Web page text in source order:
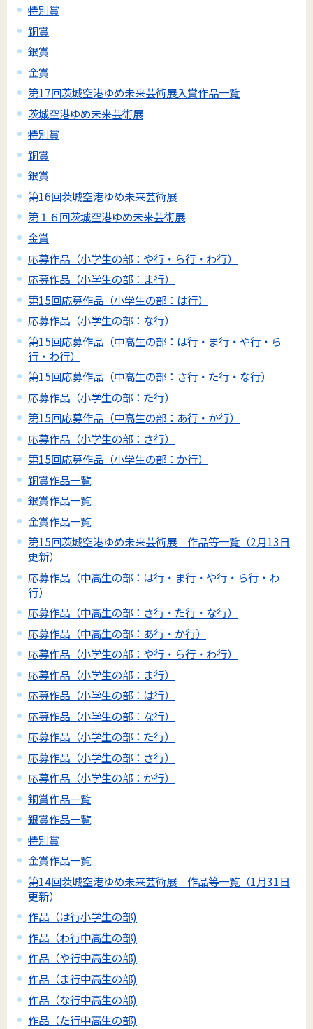
特別賞
銅賞
銀賞
金賞
第17回茨城空港ゆめ未来芸術展入賞作品一覧
茨城空港ゆめ未来芸術展
特別賞
銅賞
銀賞
第16回茨城空港ゆめ未来芸術展
第１６回茨城空港ゆめ未来芸術展
金賞
応募作品（小学生の部：や行・ら行・わ行）
応募作品（小学生の部：ま行）
第15回応募作品（小学生の部：は行）
応募作品（小学生の部：な行）
第15回応募作品（中高生の部：は行・ま行・や行・ら
行・わ行）
第15回応募作品（中高生の部：さ行・た行・な行）
応募作品（小学生の部：た行）
第15回応募作品（中高生の部：あ行・か行）
応募作品（小学生の部：さ行）
第15回応募作品（小学生の部：か行）
銅賞作品一覧
銀賞作品一覧
金賞作品一覧
第15回茨城空港ゆめ未来芸術展 作品等一覧（2月13日
更新）
応募作品（中高生の部：は行・ま行・や行・ら行・わ
行）
応募作品（中高生の部：さ行・た行・な行）
応募作品（中高生の部：あ行・か行）
応募作品（小学生の部：や行・ら行・わ行）
応募作品（小学生の部：ま行）
応募作品（小学生の部：は行）
応募作品（小学生の部：な行）
応募作品（小学生の部：た行）
応募作品（小学生の部：さ行）
応募作品（小学生の部：か行）
銅賞作品一覧
銀賞作品一覧
特別賞
金賞作品一覧
第14回茨城空港ゆめ未来芸術展 作品等一覧（1月31日
更新）
作品（は行小学生の部)
作品（わ行中高生の部)
作品（や行中高生の部)
作品（ま行中高生の部)
作品（な行中高生の部)
作品（た行中高生の部)